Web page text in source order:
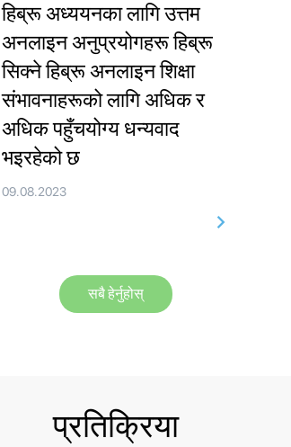
हिब्रू अध्ययनका लागि उत्तम
अनलाइन अनुप्रयोगहरू हिब्रू
सिक्ने हिब्रू अनलाइन शिक्षा
संभावनाहरूको लागि अधिक र
अधिक पहुँचयोग्य धन्यवाद
भइरहेको छ
09.08.2023
सबै हेर्नुहोस्
प्रतिक्रिया